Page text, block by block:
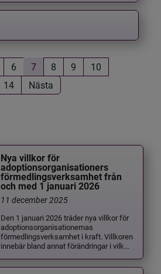
6 7 8 9
10
14 Nästa
Nya villkor för
adoptionsorganisationers
förmedlingsverksamhet från
och med 1 januari 2026
11 december 2025
Den 1 januari 2026 träder nya villkor för
adoptionsorganisationernas
förmedlingsverksamhet i kraft. Villkoren
innebär bland annat förändringar i vilk...